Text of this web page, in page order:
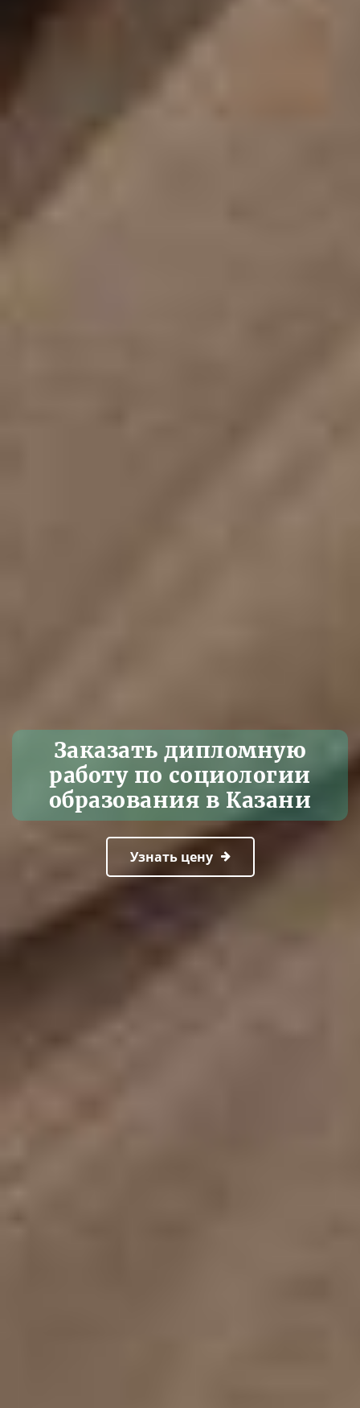
Заказать дипломную
работу по социологии
образования в Казани
Узнать цену